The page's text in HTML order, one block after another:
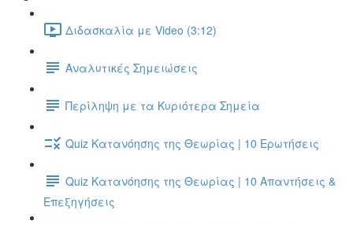
Διδασκαλία με Video (3:12)
Αναλυτικές Σημειώσεις
Περίληψη με τα Κυριότερα Σημεία
Quiz Κατανόησης της Θεωρίας | 10 Ερωτήσεις
Quiz Κατανόησης της Θεωρίας | 10 Απαντήσεις &
Επεξηγήσεις